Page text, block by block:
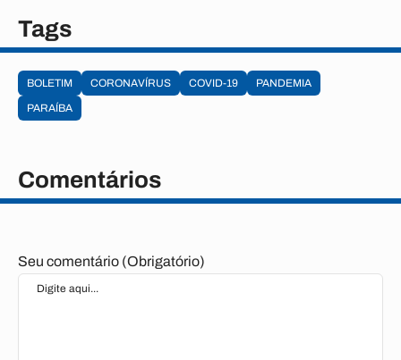
Tags
BOLETIM CORONAVÍRUS COVID-19
PANDEMIA
PARAÍBA
Comentários
Seu comentário (Obrigatório)